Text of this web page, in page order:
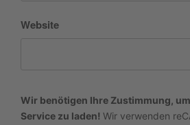
Website
Wir benötigen Ihre Zustimmung,
Service zu laden! Wir verwenden